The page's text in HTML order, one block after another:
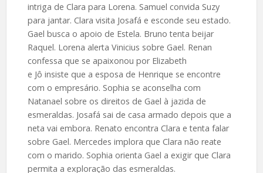
intriga de Clara para Lorena. Samuel convida Suzy
para jantar. Clara visita Josafá e esconde seu estado.
Gael busca o apoio de Estela. Bruno tenta beijar
Raquel. Lorena alerta Vinicius sobre Gael. Renan
confessa que se apaixonou por Elizabeth
e Jô insiste que a esposa de Henrique se encontre
com o empresário. Sophia se aconselha com
Natanael sobre os direitos de Gael à jazida de
esmeraldas. Josafá sai de casa armado depois que a
neta vai embora. Renato encontra Clara e tenta falar
sobre Gael. Mercedes implora que Clara não reate
com o marido. Sophia orienta Gael a exigir que Clara
permita a exploração das esmeraldas.